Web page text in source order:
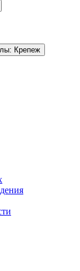
Крепеж